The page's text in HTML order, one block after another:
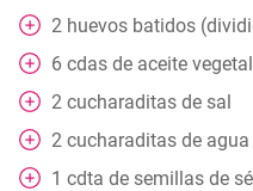
2 huevos batidos
6 cdas de aceite vegetal
2 cucharaditas de sal
2 cucharaditas de agua
1 cdta de semillas de